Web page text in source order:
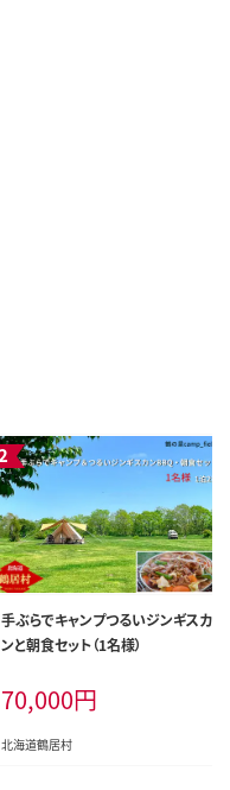
手ぶらでキャンプつるいジンギスカ
ンと朝食セット（1名様）
70,000円
北海道鶴居村